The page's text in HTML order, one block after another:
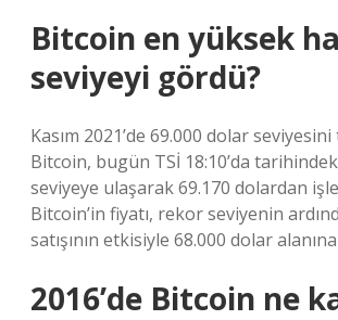
Bitcoin en yüksek
seviyeyi gördü?
Kasım 2021’de 69.000 dolar
Bitcoin, bugün TSİ 18:10’da
seviyeye ulaşarak 69.170 dolardan
Bitcoin’in fiyatı, rekor seviyenin
satışının etkisiyle 68.000 dolar
2016’de Bitcoin ne